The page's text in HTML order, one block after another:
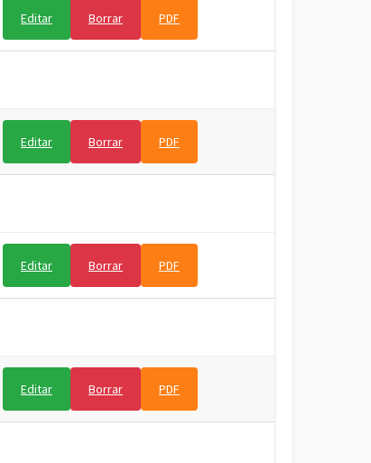
Editar Borrar PDF
Editar Borrar PDF
Editar Borrar PDF
Editar Borrar PDF